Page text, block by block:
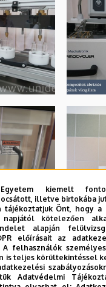
kiemelt
illetve birtokába
tájékoztatjuk Önt, hogy a
napjától kötelezően
alapján
előírásait az
A felhasználók
is teljes körültekintéssel
Adatvédelmi